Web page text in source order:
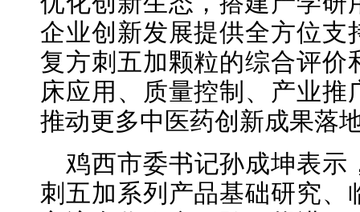
企业创新发展提供全方位支
复方刺五加颗粒的综合评
床应用、质量控制、产业
推动更多中医药创新成果落
鸡西市委书记孙成坤表示
刺五加系列产品基础研究